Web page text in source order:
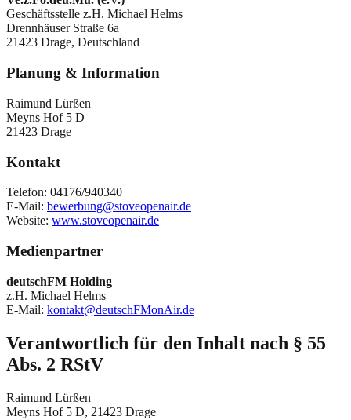
Geschäftsstelle z.H. Michael Helms
Drennhäuser Straße 6a
21423 Drage, Deutschland
Planung & Information
Raimund Lürßen
Meyns Hof 5 D
21423 Drage
Kontakt
Telefon: 04176/940340
E-Mail: bewerbung@stoveopenair.de
Website: www.stoveopenair.de
Medienpartner
deutschFM Holding
z.H. Michael Helms
E-Mail: kontakt@deutschFMonAir.de
Verantwortlich für den Inhalt nach § 55
Abs. 2 RStV
Raimund Lürßen
Meyns Hof 5 D, 21423 Drage